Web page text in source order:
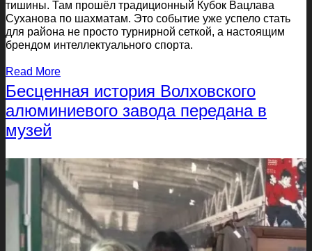
тишины. Там прошёл традиционный Кубок Вацлава
Суханова по шахматам. Это событие уже успело стать
для района не просто турнирной сеткой, а настоящим
брендом интеллектуального спорта.
Read More
Бесценная история Волховского
алюминиевого завода передана в
музей